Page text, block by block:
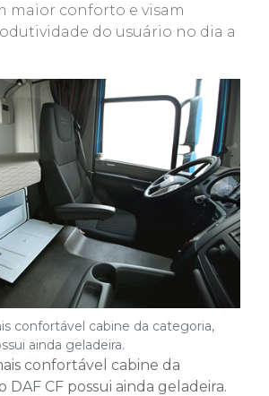
maior conforto e visam
do usuário no dia a
confortável cabine da categoria,
ainda geladeira.
confortável cabine da
DAF CF possui ainda geladeira.